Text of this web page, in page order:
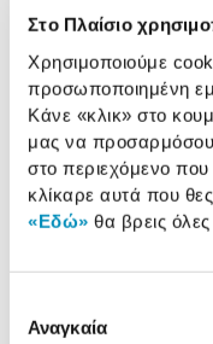
Στο Πλαίσιο
Χρησιμοποιούμε
προσωποποιημένη
Κάνε «κλικ» στο
μας να
στο περιεχόμενο που
κλίκαρε αυτά που
«Εδώ» θα βρεις
συγκατάθεσης
Αναγκαία
Τηλεοπτικός
Τύπος Panel:
Χρόνος Απόκρισης:
Αναλυτική
Αναλυτική
προϊόντος